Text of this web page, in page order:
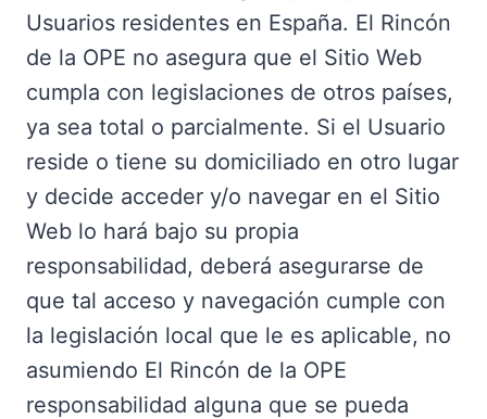
Usuarios residentes en España. El Rincón
de la OPE no asegura que el Sitio Web
cumpla con legislaciones de otros países,
ya sea total o parcialmente. Si el Usuario
reside o tiene su domiciliado en otro lugar
y decide acceder y/o navegar en el Sitio
Web lo hará bajo su propia
responsabilidad, deberá asegurarse de
que tal acceso y navegación cumple con
la legislación local que le es aplicable, no
asumiendo El Rincón de la OPE
responsabilidad alguna que se pueda